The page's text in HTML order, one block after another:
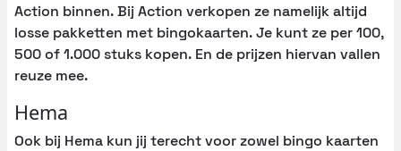
Action binnen. Bij Action verkopen ze namelijk altijd
losse pakketten met bingokaarten. Je kunt ze per 100,
500 of 1.000 stuks kopen. En de prijzen hiervan vallen
reuze mee.
Hema
Ook bij Hema kun jij terecht voor zowel bingo kaarten